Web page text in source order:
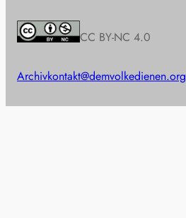
CC BY-NC 4.0
Archivkontakt@demvolkedienen.org